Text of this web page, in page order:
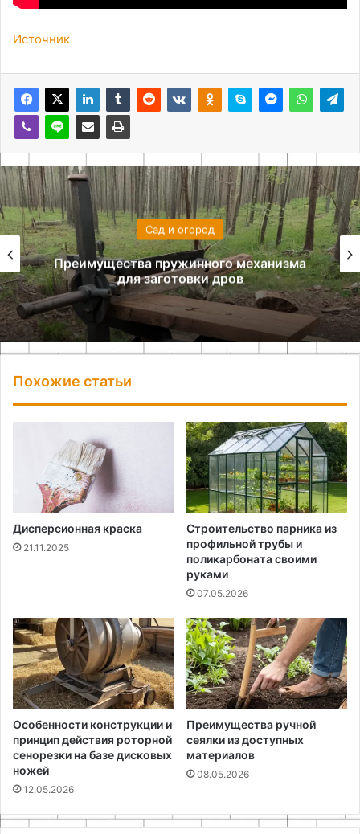
Источник
Сад и огород
Преимущества пружинного механизма
для заготовки дров
Похожие статьи
Дисперсионная краска
21.11.2025
Строительство парника из
профильной трубы и
поликарбоната своими
руками
07.05.2026
Особенности конструкции и
принцип действия роторной
сенорезки на базе дисковых
ножей
12.05.2026
Преимущества ручной
сеялки из доступных
материалов
08.05.2026